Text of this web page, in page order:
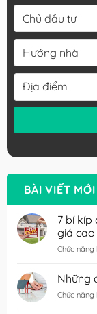
BÀI VIẾT
7 bí kíp
giá cao
Chức
Những
Chức